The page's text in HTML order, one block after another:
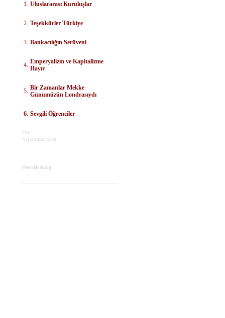
1. Uluslararası Kuruluşlar
2. Teşekkürler Türkiye
3. Bankacılığın Serüveni
4. Emperyalizm ve Kapitalizme
Hayır
5. Bir Zamanlar Mekke
Günümüzün Londrasıydı
6. Sevgili Öğrenciler
Site
Algoritması open
Poem Dubbing